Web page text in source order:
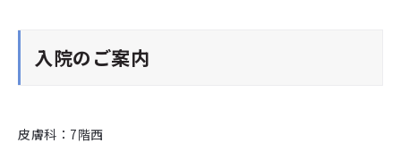
入院のご案内
皮膚科：7階西